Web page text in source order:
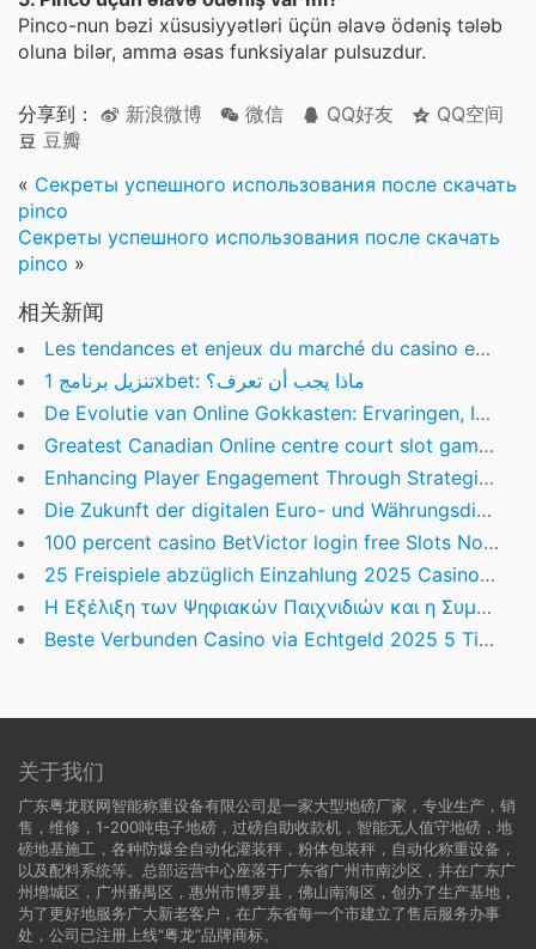
Pinco-nun bəzi xüsusiyyətləri üçün əlavə ödəniş tələb
oluna bilər, amma əsas funksiyalar pulsuzdur.
分享到： 新浪微博 微信 QQ好友
QQ空间
豆瓣
« Секреты успешного использования после скачать
pinco
Секреты успешного использования после скачать
pinco »
相关新闻
Les tendances et enjeux du marché du casino en ligne en 2024 : Une analyse approfondie
تنزيل برنامج 1xbet: ماذا يجب أن تعرف؟
De Evolutie van Online Gokkasten: Ervaringen, Innovaties en Toekomstperspectieven
Greatest Canadian Online centre court slot game and you will Extra Advantages
Enhancing Player Engagement Through Strategic Loyalty Programs in Online Casinos
Die Zukunft der digitalen Euro- und Währungsdigitalisierung: Innovationen und Herausforderungen
100 percent casino BetVictor login free Slots No Download No Registration: Free Slot machines Instant Gamble
25 Freispiele abzüglich Einzahlung 2025 Casino Help Land der Mr BET österreich App für Android dichter und denker
Η Εξέλιξη των Ψηφιακών Παιχνιδιών και η Συμβολή τους στην Ελληνική Ελληνική Αγορά Online Καζίνο
Beste Verbunden Casino via Echtgeld 2025 5 Tipps & häufige Kardinalfehler
关于我们
广东粤龙联网智能称重设备有限公司是一家大型地磅厂家，专业生产，销
售，维修，1-200吨电子地磅，过磅自助收款机，智能无人值守地磅，地
磅地基施工，各种防爆全自动化灌装秤，粉体包装秤，自动化称重设备，
以及配料系统等。总部运营中心座落于广东省广州市南沙区，并在广东广
州增城区，广州番禺区，惠州市博罗县，佛山南海区，创办了生产基地，
为了更好地服务广大新老客户，在广东省每一个市建立了售后服务办事
处，公司已注册上线“粤龙”品牌商标。